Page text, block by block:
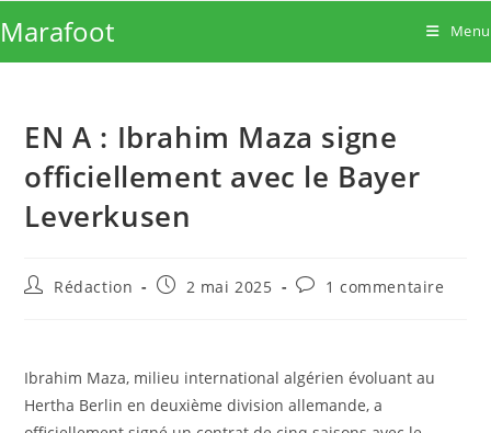
to
content
Marafoot Menu
EN A : Ibrahim Maza signe
officiellement avec le Bayer
Leverkusen
Auteur/autrice
Rédaction
Publication
2 mai 2025
Commentaires
1 commentaire
Ibrahim Maza, milieu international algérien évoluant au
Hertha Berlin en deuxième division allemande, a